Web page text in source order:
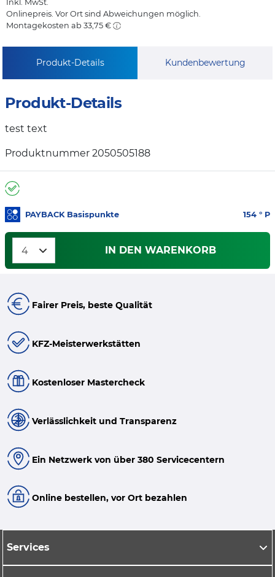
Inkl. MwSt.
Onlinepreis. Vor Ort sind Abweichungen möglich.
Montagekosten ab 33,75 €
Produkt-Details Kundenbewertung
Produkt-Details
test text
Produktnummer 2050505188
PAYBACK Basispunkte 154 ° P
IN DEN WARENKORB
Fairer Preis, beste Qualität
KFZ-Meisterwerkstätten
Kostenloser Mastercheck
Verlässlichkeit und Transparenz
Ein Netzwerk von über 380 Servicecentern
Online bestellen, vor Ort bezahlen
Services